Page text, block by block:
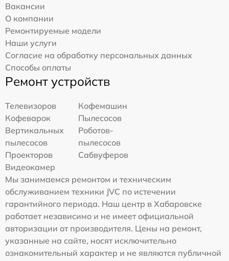
Вакансии
О компании
Ремонтируемые модели
Наши услуги
Согласие на обработку персональных данных
Способы оплаты
Ремонт устройств
Телевизоров
Кофемашин
Кофеварок
Пылесосов
Вертикальных
пылесосов
Роботов-
пылесосов
Проекторов
Сабвуферов
Видеокамер
Мы занимаемся ремонтом и техническим
обслуживанием техники JVC по истечении
гарантийного периода. Наш центр в Хабаровске
работает независимо и не имеет официальной
авторизации от производителя. Цены на ремонт,
указанные на сайте, носят исключительно
ознакомительный характер и не являются публичной